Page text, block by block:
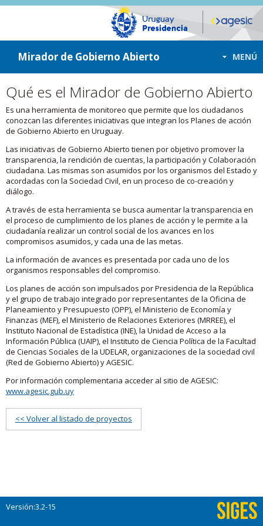
ir a contenido
ir al menú
Mirador de Gobierno Abierto MENÚ
Qué es el Mirador de Gobierno Abierto
Es una herramienta de monitoreo que permite que los ciudadanos
conozcan las diferentes iniciativas que integran los Planes de acción
de Gobierno Abierto en Uruguay.
Las iniciativas de Gobierno Abierto tienen por objetivo promover la
transparencia, la rendición de cuentas, la participación y Colaboración
ciudadana. Las mismas son asumidos por los organismos del Estado y
acordadas con la Sociedad Civil, en un proceso de co-creación y
diálogo.
A través de esta herramienta se busca aumentar la transparencia en
el proceso de cumplimiento de los planes de acción y le permite a la
ciudadanía realizar un control social de los avances en los
compromisos asumidos, y cada una de las metas.
La información de avances es presentada por cada uno de los
organismos responsables del compromiso.
Los planes de acción son impulsados por Presidencia de la República
y el grupo de trabajo integrado por representantes de la Oficina de
Planeamiento y Presupuesto (OPP), el Ministerio de Economía y
Finanzas (MEF), el Ministerio de Relaciones Exteriores (MRREE), el
Instituto Nacional de Estadística (INE), la Unidad de Acceso a la
Información Pública (UAIP), el Instituto de Ciencia Política de la Facultad
de Ciencias Sociales de la UDELAR, organizaciones de la sociedad civil
(Red de Gobierno Abierto) y AGESIC.
Por información complementaria acceder al sitio de AGESIC:
www.agesic.gub.uy
<< Volver al listado de proyectos
Versión:3.2-15